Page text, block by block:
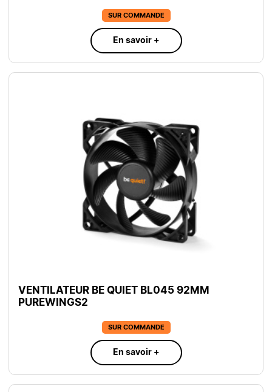
SUR COMMANDE
En savoir +
VENTILATEUR BE QUIET BL045 92MM
PUREWINGS2
SUR COMMANDE
En savoir +